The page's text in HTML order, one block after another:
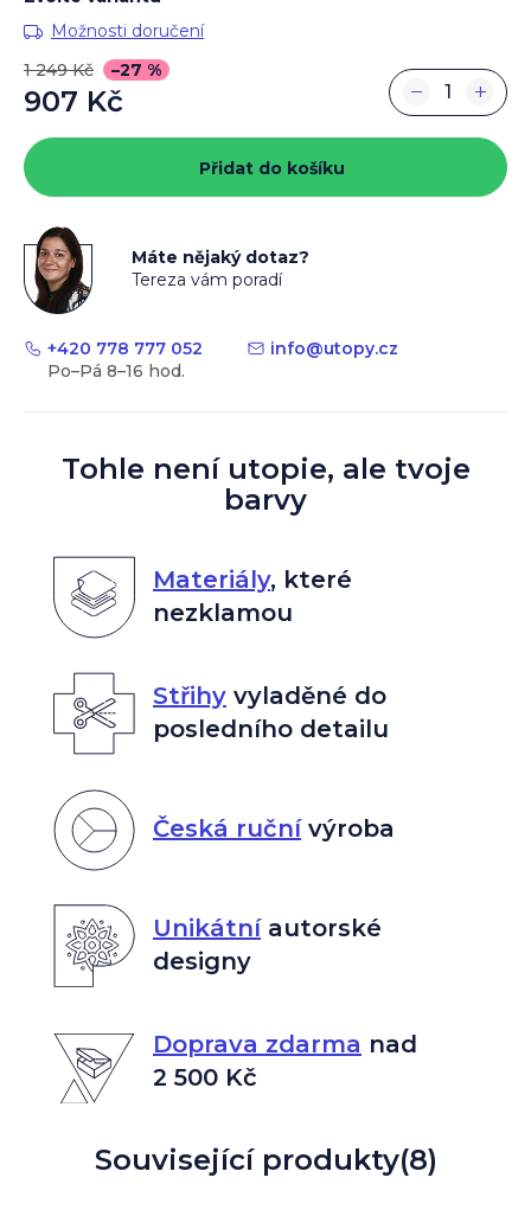
Možnosti doručení
1 249 Kč
–27 %
907 Kč
cena:
+
−
Přidat do košíku
Máte nějaký dotaz?
Tereza vám poradí
+420 778 777 052 info@utopy.cz
Tohle není utopie, ale tvoje
barvy
Materiály, které
nezklamou
Střihyvyladěné do
posledního detailu
Česká ručnívýroba
Unikátníautorské
designy
Doprava zdarma nad
2 500 Kč
Související produkty(8)